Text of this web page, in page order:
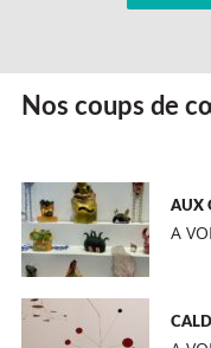
Nos coups de
AUX
A